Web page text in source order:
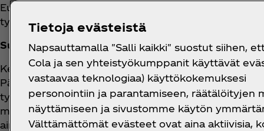
Europe) ja Itä-Euroopan maissa Coca‑Colaa
työhön Tonavan alueen ilmastonkestävyyden ja
Suomen Coca‑Cola valmistetaan Päijänteen
Keravalla toimiva Sinebrychoff valmistaa ja myy
Päijänteestä ja käy läpi monivaiheisen
työtä, johon Sinebrychoff ja Coca‑Cola ovat
merkitsee veden käytön vähenemistä noin 15
aineena myös muun muassa puhdistuksessa
Tietoja evästeistä
Napsauttamalla "Salli kaikki" suostut siihen,
Cola ja sen yhteistyökumppanit käyttävät
vastaavaa teknologiaa) käyttökokemuksesi
personointiin ja parantamiseen, räätälöityjen
näyttämiseen ja sivustomme käytön
Välttämättömät evästeet ovat aina aktiivisia,